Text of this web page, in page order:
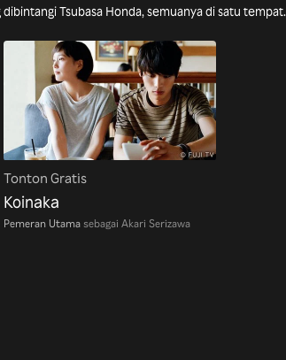
Tsubasa Honda, semuanya di satu tempat.
Tonton Gratis
Koinaka
Pemeran Utama sebagai Akari Serizawa